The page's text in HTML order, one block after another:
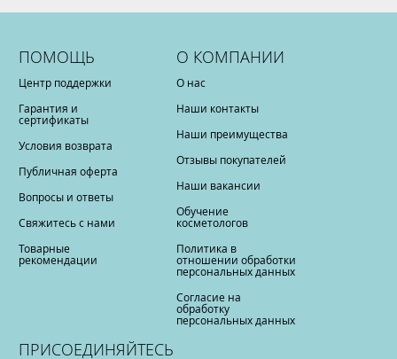
ПОМОЩЬ
Центр поддержки
Гарантия и
сертификаты
Условия возврата
Публичная оферта
Вопросы и ответы
Свяжитесь с нами
Товарные
рекомендации
О КОМПАНИИ
О нас
Наши контакты
Наши преимущества
Отзывы покупателей
Наши вакансии
Обучение
косметологов
Политика в
отношении обработки
персональных данных
Согласие на
обработку
персональных данных
ПРИСОЕДИНЯЙТЕСЬ